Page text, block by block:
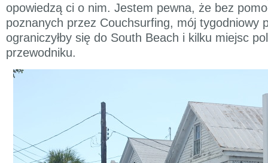
opowiedzą ci o nim. Jestem pewna, że bez
poznanych przez Couchsurfing, mój tygodniowy
ograniczyłby się do South Beach i kilku miejsc
przewodniku.